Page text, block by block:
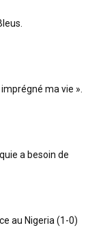
ma vie ».
a besoin de
au Nigeria (1-0)